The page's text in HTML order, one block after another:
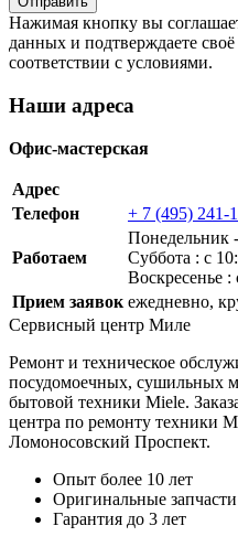
Нажимая кнопку вы
данных и подтверждаете
соответствии с условиями.
Наши адреса
Офис-мастерская
Адрес
Телефон
+ 7 (495) 241-
Работаем
Понедельник
Суббота : с
Воскресенье :
Прием заявок ежедневно,
Сервисный центр Миле
Ремонт и техническое
посудомоечных, сушильных
бытовой техники Miele.
центра по ремонту техники
Ломоносовский Проспект.
Опыт более 10 лет
Оригинальные
Гарантия до 3 лет